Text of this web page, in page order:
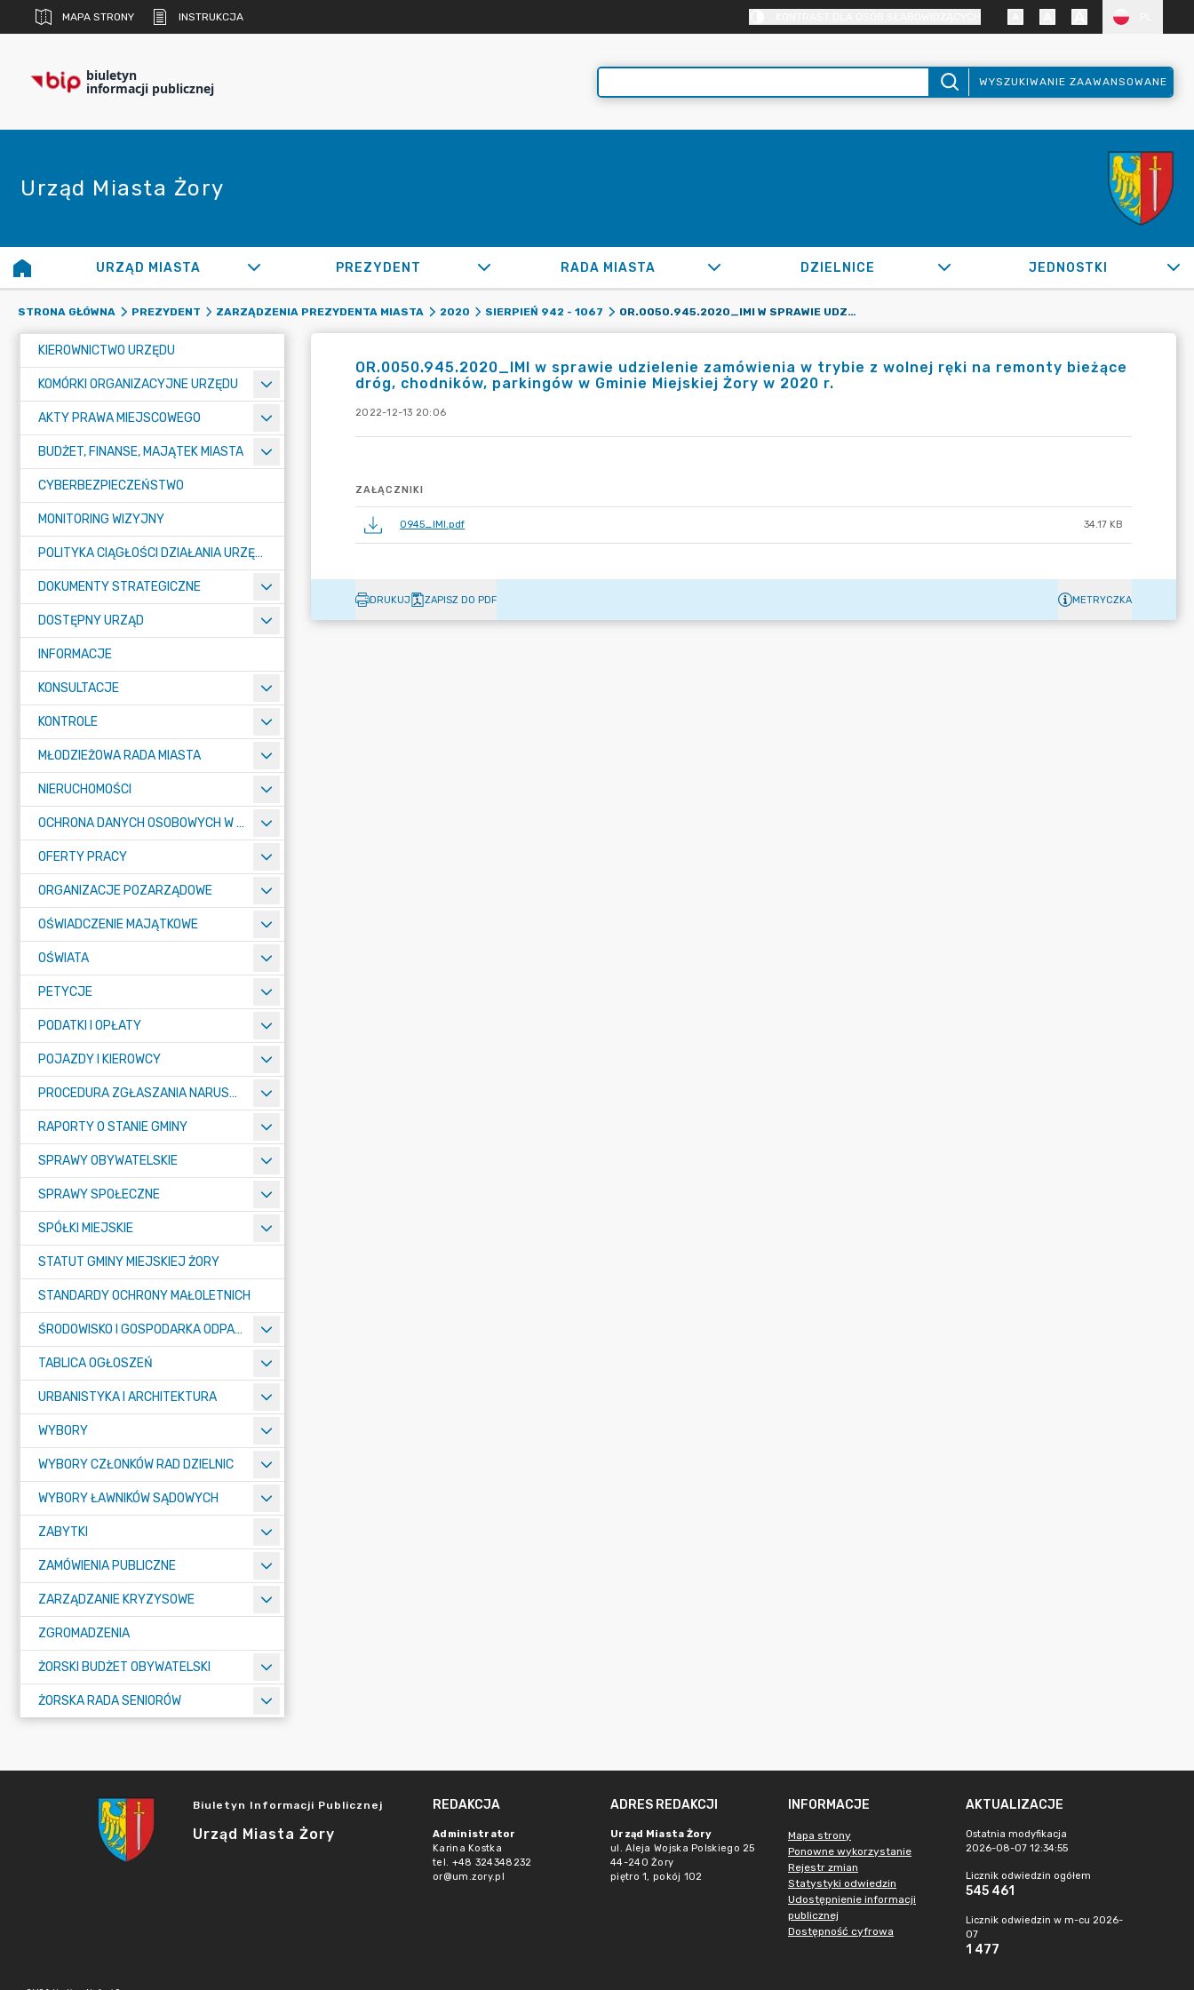
MAPA STRONY INSTRUKCJA
biuletyn
informacji publicznej WYSZUKIWANIE ZAAWANSOWANE
Urząd Miasta Żory
URZĄD MIASTA PREZYDENT RADA MIASTA DZIELNICE JEDNOSTKI
STRONA GŁÓWNA PREZYDENT ZARZĄDZENIA PREZYDENTA MIASTA 2020 SIERPIEŃ 942 - 1067 OR.0050.945.2020_IMI W SPRAWIE UDZIELENIE ZAMÓWIENIA W TRYBIE Z WOLNEJ RĘKI NA REMONTY BIEŻĄCE DRÓG, CHODNIKÓW, PARKINGÓW W GMINIE MIEJSKIEJ ŻORY W 2020 R.
KIEROWNICTWO URZĘDU
KOMÓRKI ORGANIZACYJNE URZĘDU
AKTY PRAWA MIEJSCOWEGO
BUDŻET, FINANSE, MAJĄTEK MIASTA
CYBERBEZPIECZEŃSTWO
MONITORING WIZYJNY
POLITYKA CIĄGŁOŚCI DZIAŁANIA URZĘDU MIASTA ŻORY
DOKUMENTY STRATEGICZNE
DOSTĘPNY URZĄD
INFORMACJE
KONSULTACJE
KONTROLE
MŁODZIEŻOWA RADA MIASTA
NIERUCHOMOŚCI
OCHRONA DANYCH OSOBOWYCH W URZĘDZIE MIASTA ŻORY - RODO
OFERTY PRACY
ORGANIZACJE POZARZĄDOWE
OŚWIADCZENIE MAJĄTKOWE
OŚWIATA
PETYCJE
PODATKI I OPŁATY
POJAZDY I KIEROWCY
PROCEDURA ZGŁASZANIA NARUSZEŃ PRAWA
RAPORTY O STANIE GMINY
SPRAWY OBYWATELSKIE
SPRAWY SPOŁECZNE
SPÓŁKI MIEJSKIE
STATUT GMINY MIEJSKIEJ ŻORY
STANDARDY OCHRONY MAŁOLETNICH
ŚRODOWISKO I GOSPODARKA ODPADAMI
TABLICA OGŁOSZEŃ
URBANISTYKA I ARCHITEKTURA
WYBORY
WYBORY CZŁONKÓW RAD DZIELNIC
WYBORY ŁAWNIKÓW SĄDOWYCH
ZABYTKI
ZAMÓWIENIA PUBLICZNE
ZARZĄDZANIE KRYZYSOWE
ZGROMADZENIA
ŻORSKI BUDŻET OBYWATELSKI
ŻORSKA RADA SENIORÓW
OR.0050.945.2020_IMI w sprawie udzielenie zamówienia w trybie z wolnej ręki na remonty bieżące
dróg, chodników, parkingów w Gminie Miejskiej Żory w 2020 r.
2022-12-13 20:06
ZAŁĄCZNIKI
0945_IMI.pdf 34.17 KB
DRUKUJ ZAPISZ DO PDF METRYCZKA
Biuletyn Informacji Publicznej
Urząd Miasta Żory
REDAKCJA
Administrator
Karina Kostka
tel. +48 324348232
or@um.zory.pl
ADRES REDAKCJI
Urząd Miasta Żory
ul. Aleja Wojska Polskiego 25
44-240 Żory
piętro 1, pokój 102
INFORMACJE
Mapa strony
Ponowne wykorzystanie
Rejestr zmian
Statystyki odwiedzin
Udostępnienie informacji
publicznej
Dostępność cyfrowa
AKTUALIZACJE
Ostatnia modyfikacja
2026-08-07 12:34:55
Licznik odwiedzin ogółem
545 461
Licznik odwiedzin w m-cu 2026-
07
1 477